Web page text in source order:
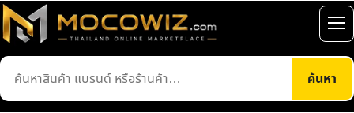
ข้าม
ไป
เนื้อหา
ค้นหา
สินค้า
ค้นหา
เปิ
เม